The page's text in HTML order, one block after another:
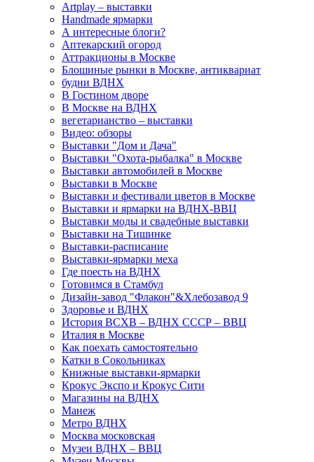
Artplay – выставки
Handmade ярмарки
А интересные блоги?
Аптекарский огород
Аттракционы в Москве
Блошиные рынки в Москве, антиквариат
будни ВДНХ
В Гостином дворе
В Москве на ВДНХ
вегетарианство – выставки
Видео: обзоры
Выставки "Дом и Дача"
Выставки "Охота-рыбалка" в Москве
Выставки автомобилей в Москве
Выставки в Москве
Выставки и фестивали цветов в Москве
Выставки и ярмарки на ВДНХ-ВВЦ
Выставки моды и свадебные выставки
Выставки на Тишинке
Выставки-расписание
Выставки-ярмарки меха
Где поесть на ВДНХ
Готовимся в Стамбул
Дизайн-завод "Флакон"&Хлебозавод 9
Здоровье и ВДНХ
История ВСХВ – ВДНХ СССР – ВВЦ
Италия в Москве
Как поехать самостоятельно
Катки в Сокольниках
Книжные выставки-ярмарки
Крокус Экспо и Крокус Сити
Магазины на ВДНХ
Манеж
Метро ВДНХ
Москва московская
Музеи ВДНХ – ВВЦ